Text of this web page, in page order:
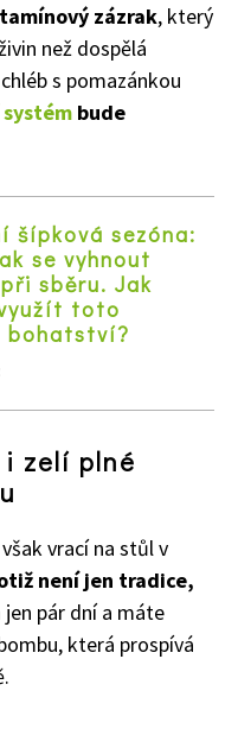
zázrak, který
než dospělá
s pomazánkou
bude
šípková sezóna:
se vyhnout
sběru. Jak
toto
zelí plné
vrací na stůl v
není jen tradice,
pár dní a máte
která prospívá